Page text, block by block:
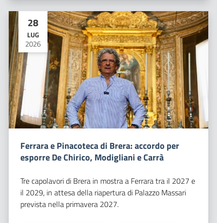
28
LUG
2026
Ferrara e Pinacoteca di Brera: accordo per
esporre De Chirico, Modigliani e Carrà
Tre capolavori di Brera in mostra a Ferrara tra il 2027 e
il 2029, in attesa della riapertura di Palazzo Massari
prevista nella primavera 2027.